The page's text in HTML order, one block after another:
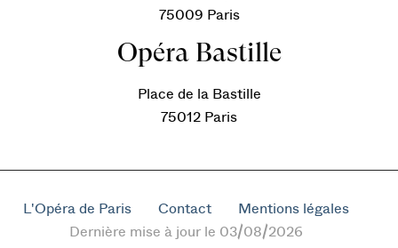
75009 Paris
Opéra Bastille
Place de la Bastille
75012 Paris
L'Opéra de Paris Contact
Mentions légales
Dernière mise à jour le 03/08/2026